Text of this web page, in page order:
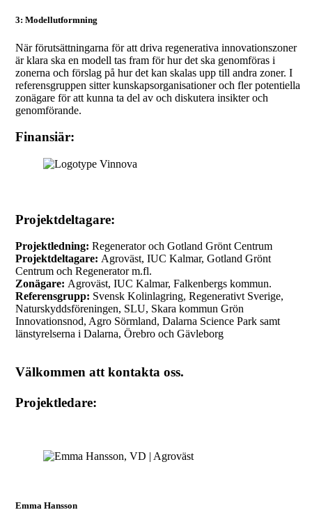
3: Modellutformning
När förutsättningarna för att driva regenerativa innovationszoner
är klara ska en modell tas fram för hur det ska genomföras i
zonerna och förslag på hur det kan skalas upp till andra zoner. I
referensgruppen sitter kunskapsorganisationer och fler potentiella
zonägare för att kunna ta del av och diskutera insikter och
genomförande.
Finansiär:
Projektdeltagare:
Projektledning: Regenerator och Gotland Grönt Centrum
Projektdeltagare: Agroväst, IUC Kalmar, Gotland Grönt
Centrum och Regenerator m.fl.
Zonägare: Agroväst, IUC Kalmar, Falkenbergs kommun.
Referensgrupp: Svensk Kolinlagring, Regenerativt Sverige,
Naturskyddsföreningen, SLU, Skara kommun Grön
Innovationsnod, Agro Sörmland, Dalarna Science Park samt
länstyrelserna i Dalarna, Örebro och Gävleborg
Välkommen att kontakta oss.
Projektledare:
Emma Hansson